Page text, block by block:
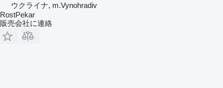
ウクライナ, m.Vynohradiv
RostPekar
販売会社に連絡